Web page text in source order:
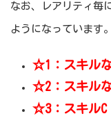
なお、レアリティ毎
ようになっています。
☆1：スキル
☆2：スキル
☆3：スキルC